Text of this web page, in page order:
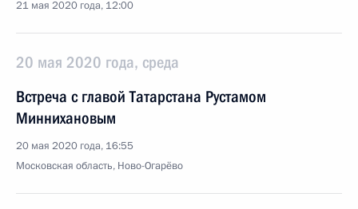
21 мая 2020 года, 12:00
20 мая 2020 года, среда
Встреча с главой Татарстана Рустамом
Миннихановым
20 мая 2020 года, 16:55
Московская область, Ново-Огарёво